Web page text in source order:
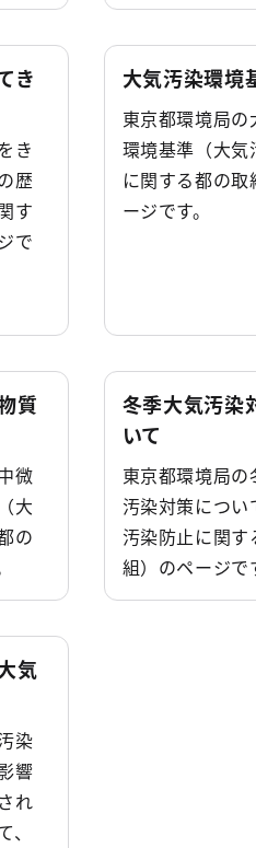
き
き
歴
す
で
大気汚染環境
東京都環境局の
環境基準（大気
に関する都の取
ージです。
質
微
大
の
冬季大気汚染
いて
東京都環境局の
汚染対策につい
汚染防止に関す
組）のページで
気
染
響
れ